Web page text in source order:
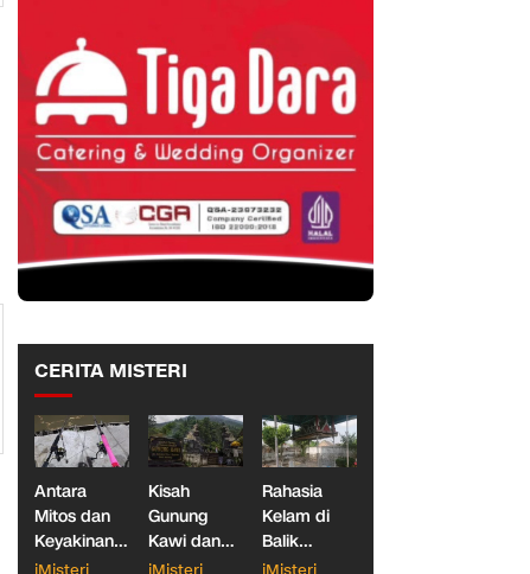
CERITA MISTERI
Antara
Mitos dan
Keyakinan,
Ketika
Kisah
Gunung
Kawi dan
Dua
Rahasia
Kelam di
Balik
Makam